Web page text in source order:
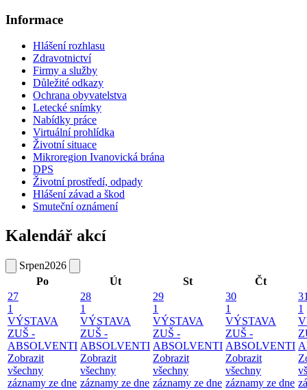
Informace
Hlášení rozhlasu
Zdravotnictví
Firmy a služby
Důležité odkazy
Ochrana obyvatelstva
Letecké snímky
Nabídky práce
Virtuální prohlídka
Životní situace
Mikroregion Ivanovická brána
DPS
Životní prostředí, odpady
Hlášení závad a škod
Smuteční oznámení
Kalendář akcí
Srpen2026
Po
Út St
Čt
27
1
VÝSTAVA
ZUŠ -
ABSOLVENTI
Zobrazit
všechny
záznamy ze dne
28
1
VÝSTAVA
ZUŠ -
ABSOLVENTI
Zobrazit
všechny
záznamy ze dne
29
1
VÝSTAVA
ZUŠ -
ABSOLVENTI
Zobrazit
všechny
záznamy ze dne
30
1
VÝSTAVA
ZUŠ -
ABSOLVENTI
Zobrazit
všechny
záznamy ze dne
1